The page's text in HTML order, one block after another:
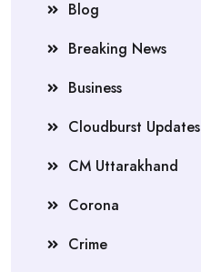
Blog
Breaking News
Business
Cloudburst Updates
CM Uttarakhand
Corona
Crime